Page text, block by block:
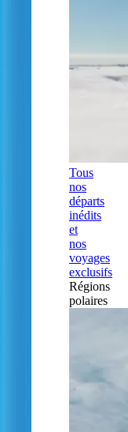
Tous
nos
départs
inédits
et
nos
voyages
exclusifs
Régions
polaires